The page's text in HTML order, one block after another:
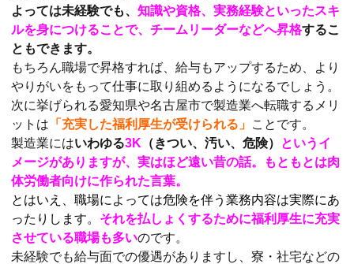
よっては未経験でも、 知識や資格、実務経験といったスキ
ルを身につけることで、チームリーダーなどへ昇格するこ
ともできます。
もちろん職場で昇格すれば、給与もアップするため、より
やりがいをもって仕事に取り組めるようになるでしょう。
次に挙げられる愛知県や名古屋市で製造業へ転職するメリ
ットは 「充実した福利厚生が受けられる」 ことです。
製造業にはいわゆる3K （きつい、汚い、危険）
というイ
メージがありますが、実はほど遠い昔の話。もともとは肉
体労働者向けに作られた言葉。
とはいえ、職場によっては危険を伴う業務内容は実際にあ
ったりします。 それを払しょくするために福利厚生に充実
させている職場も多いのです。
未経験でも給与面での優遇がありますし、寮・社宅などの